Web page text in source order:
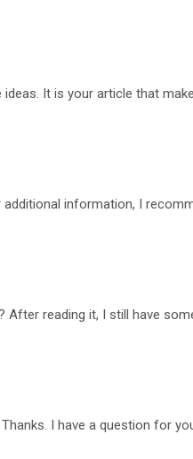
It is your article that
information, I
reading it, I still have
I have a question for